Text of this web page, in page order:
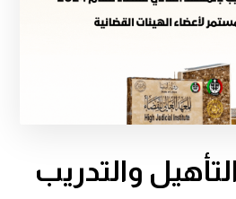
والتدريب